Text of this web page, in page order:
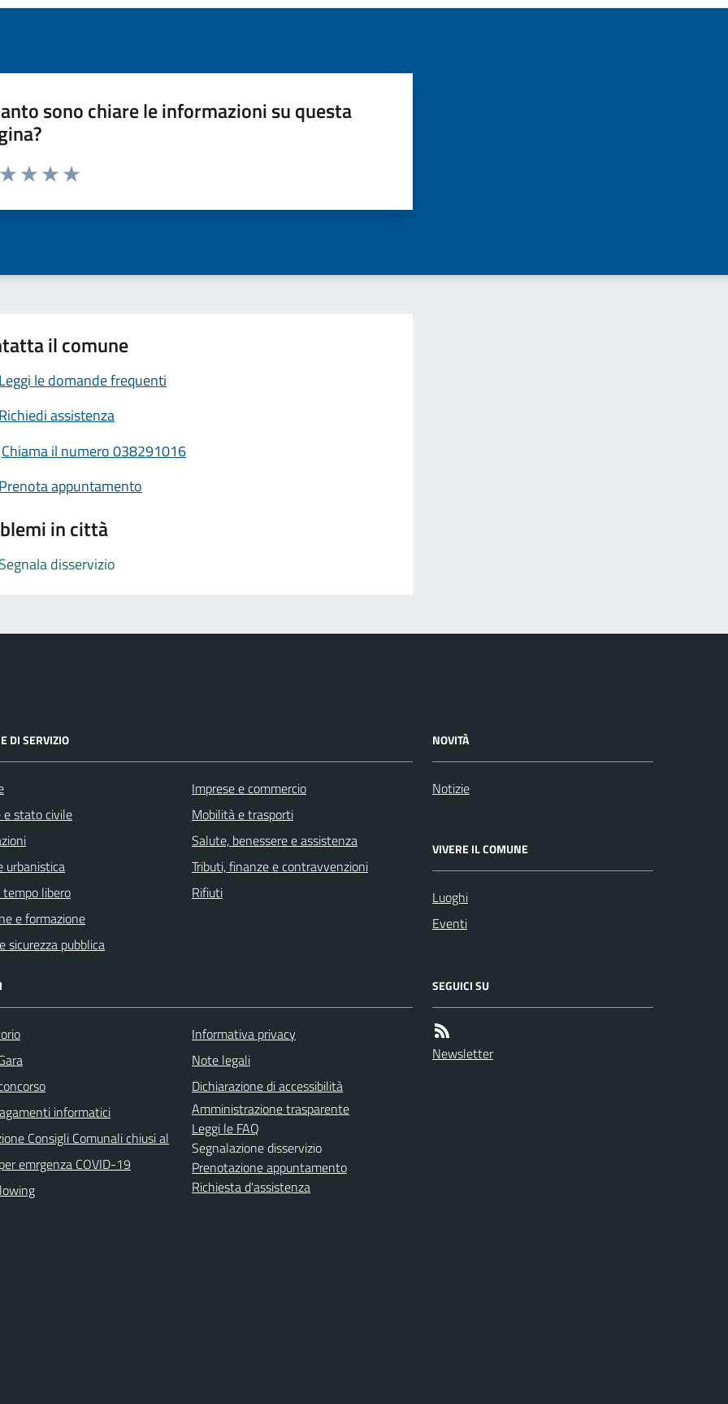
sono chiare le informazioni su questa
da 1 a 5 stelle la pagina
il comune
le domande frequenti
assistenza
Chiama il numero 038291016
appuntamento
in città
disservizio
DI SERVIZIO
e stato civile
urbanistica
libero
e formazione
sicurezza pubblica
Imprese e commercio
Mobilità e trasporti
Salute, benessere e assistenza
Tributi, finanze e contravvenzioni
Rifiuti
NOVITÀ
Notizie
VIVERE IL COMUNE
Luoghi
Eventi
informatici
Consigli Comunali chiusi al
emrgenza COVID-19
Informativa privacy
Note legali
Dichiarazione di accessibilità
Amministrazione trasparente
Leggi le FAQ
Segnalazione disservizio
Prenotazione appuntamento
Richiesta d'assistenza
SEGUICI SU
Newsletter